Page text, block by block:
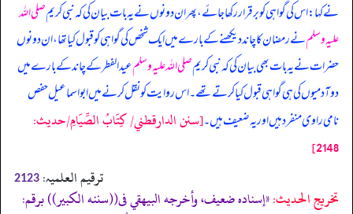
نے کہا: اس کی گواہی کو برقرار رکھا جائے، پھر ان دونوں نے یہ بات بیان کی کہ نبی کریمصلی اللہ
علیہ وسلمنے رمضان کا چاند دیکھنے کے بارے میں ایک شخص کی گواہی کو قبول کیا تھا، ان دونوں
حضرات نے یہ بات بھی بیان کی کہ نبی کریمصلی اللہ علیہ وسلمعیدالفطر کے چاند کے بارے میں
دو آدمیوں کی ہی گواہی قبول کیا کرتے تھے۔ اس روایت کو نقل کرنے میں ابواسماعیل حفص
نامی راوی منفرد ہیں اور یہ ضعیف ہیں۔[سنن الدارقطني/ كِتَابُ الصِّيَامِ/حدیث:
2148]
ترقیم العلمیہ: 2123
تخریج الحدیث:«إسناده ضعيف، وأخرجه البيهقي فى((سننه الكبير)) برقم: